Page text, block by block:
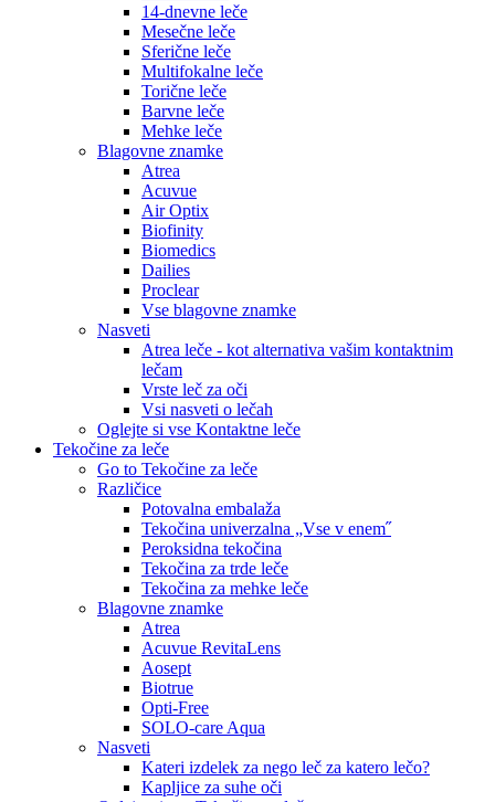
14-dnevne leče
Mesečne leče
Sferične leče
Multifokalne leče
Torične leče
Barvne leče
Mehke leče
Blagovne znamke
Atrea
Acuvue
Air Optix
Biofinity
Biomedics
Dailies
Proclear
Vse blagovne znamke
Nasveti
Atrea leče - kot alternativa vašim kontaktnim
lečam
Vrste leč za oči
Vsi nasveti o lečah
Oglejte si vse Kontaktne leče
Tekočine za leče
Go to Tekočine za leče
Različice
Potovalna embalaža
Tekočina univerzalna „Vse v enem˝
Peroksidna tekočina
Tekočina za trde leče
Tekočina za mehke leče
Blagovne znamke
Atrea
Acuvue RevitaLens
Aosept
Biotrue
Opti-Free
SOLO-care Aqua
Nasveti
Kateri izdelek za nego leč za katero lečo?
Kapljice za suhe oči